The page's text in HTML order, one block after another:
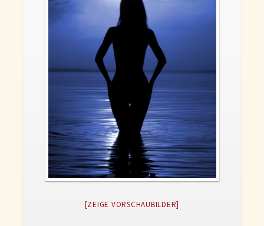
Gedanken und Gefühle
WunschLos Glücklichsein – und das ausgerechnet zu Weihnachten?
Die zwei Leben des Herrn Richie
Kontakt
[ZEIGE VORSCHAUBILDER]